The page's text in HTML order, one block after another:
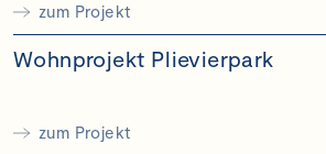
zum Projekt
Wohnprojekt Plievierpark
zum Projekt